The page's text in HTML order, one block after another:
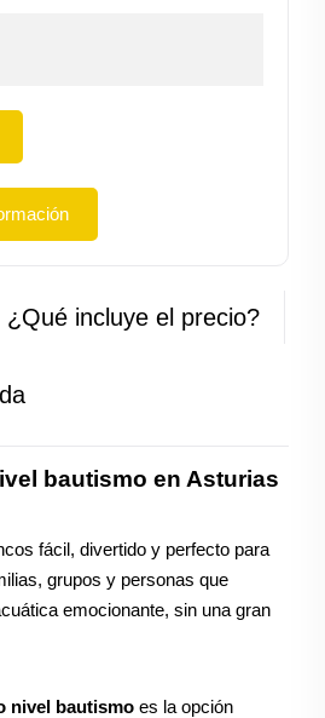
¿Qué incluye el precio?
bautismo en Asturias
fácil, divertido y perfecto para
grupos y personas que
emocionante, sin una gran
nivel bautismo es la opción